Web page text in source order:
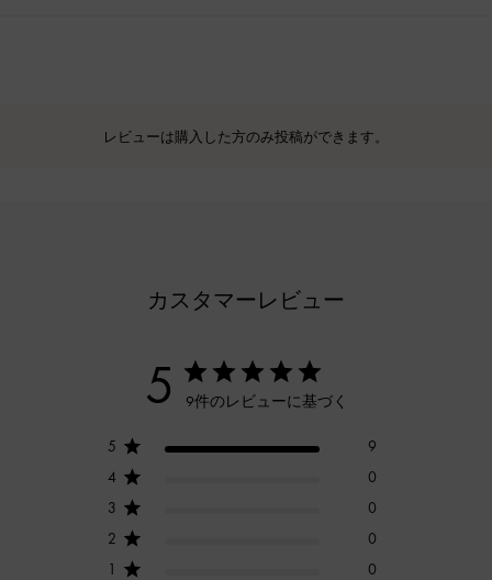
レビューは購入した方のみ投稿ができます。
カスタマーレビュー
5 9件のレビューに基づく
5
9
4
0
3
0
2
0
1
0